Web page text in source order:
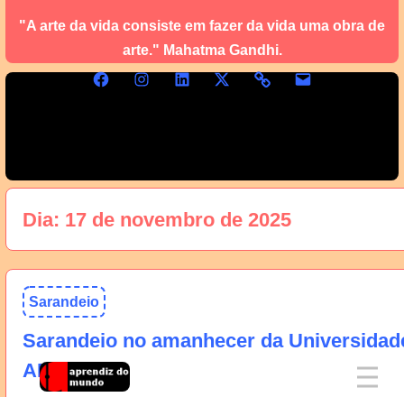
"A arte da vida consiste em fazer da vida uma obra de
arte." Mahatma Gandhi.
Dia: 17 de novembro de 2025
Sarandeio
Sarandeio no amanhecer da
AM, 18/11